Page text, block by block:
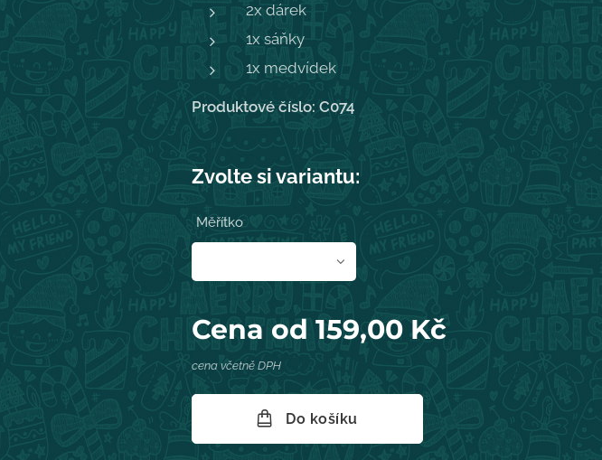
2x dárek
1x sáňky
1x medvídek
Produktové číslo: C074
Zvolte si variantu:
Měřítko
Cena od159,00 Kč
cena včetně DPH
Do košíku